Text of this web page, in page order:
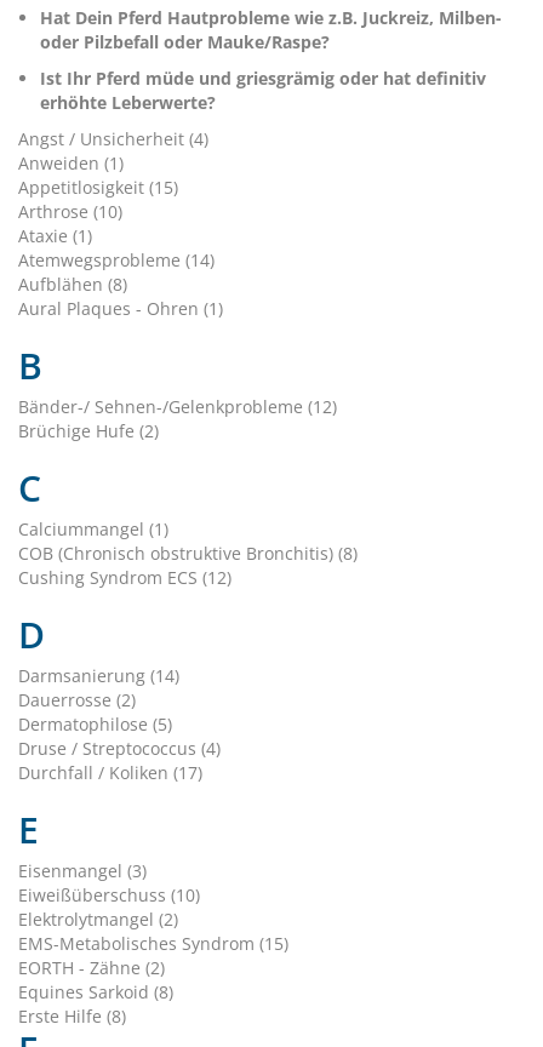
Hat Dein Pferd Hautprobleme wie z.B. Juckreiz, Milben-
oder Pilzbefall oder Mauke/Raspe?
Ist Ihr Pferd müde und griesgrämig oder hat definitiv
erhöhte Leberwerte?
Angst / Unsicherheit (4)
Anweiden (1)
Appetitlosigkeit (15)
Arthrose (10)
Ataxie (1)
Atemwegsprobleme (14)
Aufblähen (8)
Aural Plaques - Ohren (1)
B
Bänder-/ Sehnen-/Gelenkprobleme (12)
Brüchige Hufe (2)
C
Calciummangel (1)
COB (Chronisch obstruktive Bronchitis) (8)
Cushing Syndrom ECS (12)
D
Darmsanierung (14)
Dauerrosse (2)
Dermatophilose (5)
Druse / Streptococcus (4)
Durchfall / Koliken (17)
E
Eisenmangel (3)
Eiweißüberschuss (10)
Elektrolytmangel (2)
EMS-Metabolisches Syndrom (15)
EORTH - Zähne (2)
Equines Sarkoid (8)
Erste Hilfe (8)